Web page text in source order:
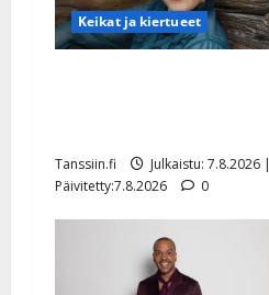
Keikat ja kiertueet
Tanssiin.fi
Julkaistu: 7.8.2026 |
Päivitetty:7.8.2026
0